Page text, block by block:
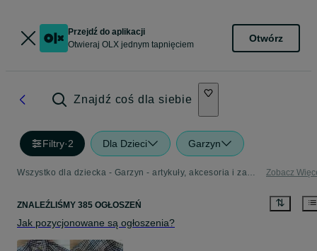
Przejdź do aplikacji
Otwieraj OLX jednym tapnięciem
Otwórz
Znajdź coś dla siebie
Filtry·2 Dla Dzieci Garzyn
Wszystko dla dziecka - Garzyn - artykuły, akcesoria i zabawki dla dzieci w Twojej okolicy Zobacz
ZNALEŹLIŚMY 385 OGŁOSZEŃ
Jak pozycjonowane są ogłoszenia?